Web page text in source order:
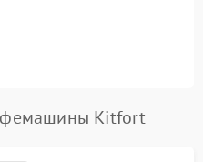
Kitfort